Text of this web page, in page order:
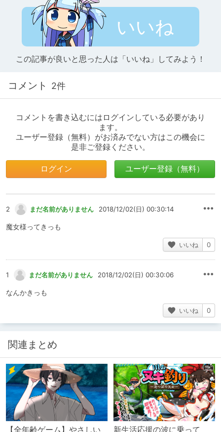
いいね
この記事が良いと思った人は「いいね」してみよう！
コメント 2件
コメントを書き込むにはログインしている必要があり
ます。
ユーザー登録（無料）がお済みでない方はこの機会に
是非ご登録ください。
ログイン ユーザー登録（無料）
2 まだ名前がありません 2018/12/02(日) 00:30:14
魔女様ってきっも
いいね 0
1 まだ名前がありません 2018/12/02(日) 00:30:06
なんかきっも
いいね 0
関連まとめ
【全年齢ゲーム】やさしい 新生活応援の波に乗って